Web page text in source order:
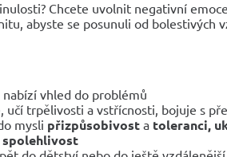
Chcete uvolnit negativní
abyste se posunuli od bolestivých
vhled do problémů
učí trpělivosti a vstřícnosti, bojuje s
mysli přizpůsobivost a toleranci,
spolehlivost